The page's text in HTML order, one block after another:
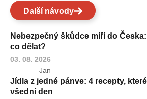
Další návody
Nebezpečný škůdce míří do
co dělat?
03. 08. 2026
Jan
Jídla z jedné pánve: 4 recepty,
všední den